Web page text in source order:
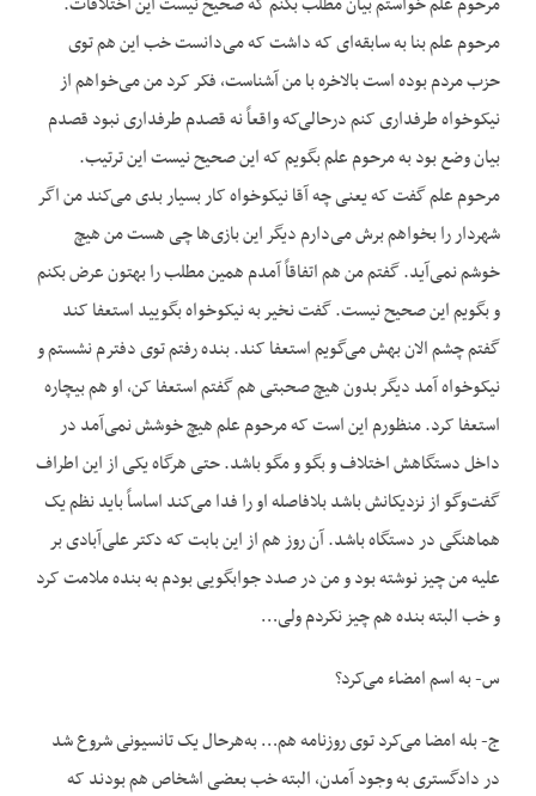
مرحوم علم بنا به سابقه‌ای که داشت که می‌دانست خب این هم توی
حزب مردم بوده است بالاخره با من آشناست، فکر کرد من می‌خواهم از
نیکوخواه طرفداری کنم درحالی‌که واقعاً نه قصدم طرفداری نبود قصدم
بیان وضع بود به مرحوم علم بگویم که این صحیح نیست این ترتیب.
مرحوم علم گفت که یعنی چه آقا نیکوخواه کار بسیار بدی می‌کند من اگر
شهردار را بخواهم برش می‌دارم دیگر این بازی‌ها چی هست من هیچ
خوشم نمی‌آید. گفتم من هم اتفاقاً آمدم همین مطلب را بهتون عرض بکنم
و بگویم این صحیح نیست. گفت نخیر به نیکوخواه بگویید استعفا کند
گفتم چشم الان بهش می‌گویم استعفا کند. بنده رفتم توی دفترم نشستم و
نیکوخواه آمد دیگر بدون هیچ صحبتی هم گفتم استعفا کن، او هم بیچاره
استعفا کرد. منظورم این است که مرحوم علم هیچ خوشش نمی‌آمد در
داخل دستگاهش اختلاف و بگو و مگو باشد. حتی هرگاه یکی از این اطراف
گفت‌وگو از نزدیکانش باشد بلافاصله او را فدا می‌کند اساساً باید نظم یک
هماهنگی در دستگاه باشد. آن روز هم از این بابت که دکتر علی‌آبادی بر
علیه من چیز نوشته بود و من در صدد جوابگویی بودم به بنده ملامت کرد
و خب البته بنده هم چیز نکردم ولی…
س- به اسم امضاء می‌کرد؟
ج- بله امضا می‌کرد توی روزنامه هم… به‌هرحال یک تانسیونی شروع شد
در دادگستری به وجود آمدن، البته خب بعضی اشخاص هم بودند که